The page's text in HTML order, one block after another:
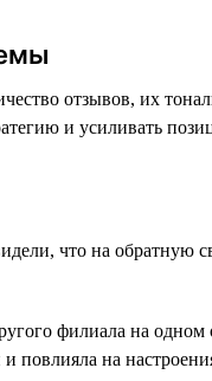
отзывов, их
и усиливать
что на обратную
филиала на
на